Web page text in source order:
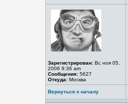
Зарегистрирован: Вс ноя 05,
2006 9:36 am
Сообщения: 5627
Откуда: Москва
Вернуться к началу